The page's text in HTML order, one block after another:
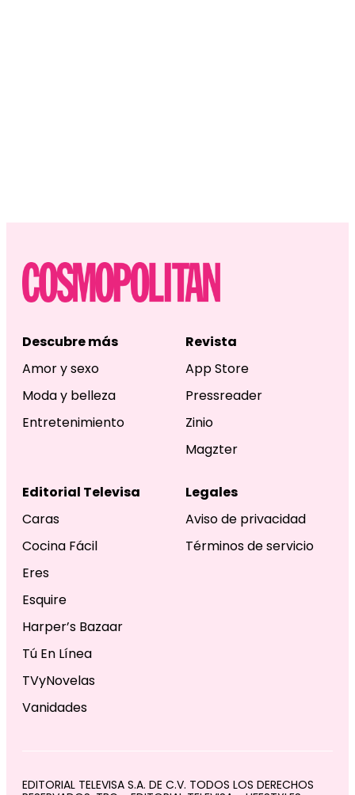
Descubre más
Amor y sexo
Moda y belleza
Entretenimiento
Revista
App Store
Pressreader
Zinio
Magzter
Editorial Televisa
Caras
Cocina Fácil
Eres
Esquire
Harper’s Bazaar
Tú En Línea
TVyNovelas
Vanidades
Legales
Aviso de privacidad
Términos de servicio
EDITORIAL TELEVISA S.A. DE C.V. TODOS LOS DERECHOS